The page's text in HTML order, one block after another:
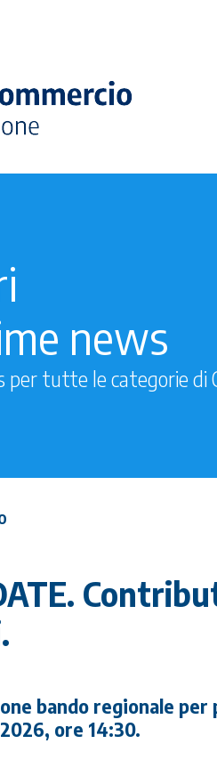
news
per tutte le categorie di
bando regionale
ore 14:30.